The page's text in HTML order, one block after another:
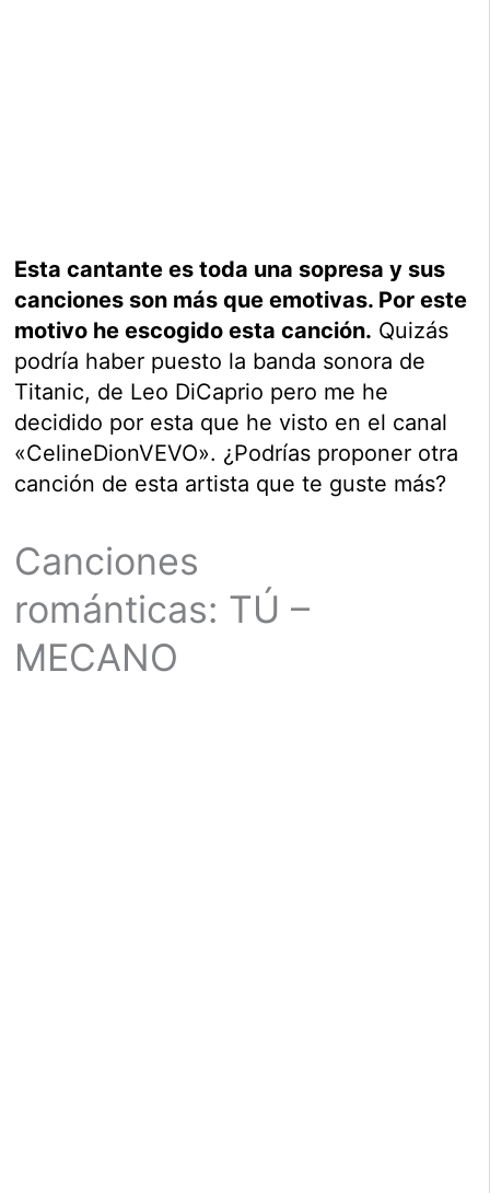
Esta cantante es toda una sopresa y sus
canciones son más que emotivas. Por este
motivo he escogido esta canción. Quizás
podría haber puesto la banda sonora de
Titanic, de Leo DiCaprio pero me he
decidido por esta que he visto en el canal
«CelineDionVEVO». ¿Podrías proponer otra
canción de esta artista que te guste más?
Canciones
románticas: TÚ –
MECANO